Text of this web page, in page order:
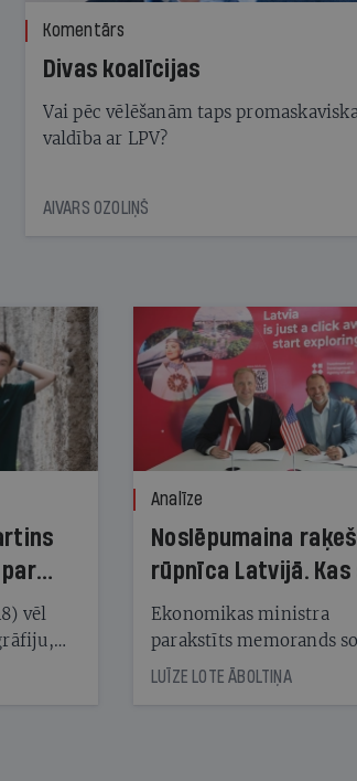
Komentārs
Divas koalīcijas
Vai pēc vēlēšanām taps promaskaviska
valdība ar LPV?
AIVARS OZOLIŅŠ
vēl
Analīze
Noslēpumaina
rūpnīca Latvijā. Kas
aiz vērienīgā
priekšvēlēšanu
solījuma?
Ekonomikas ministra
parakstīts memorands
Latvijā būvēt artilērijas
rūpnīcu, taču ASV
LUĪZE LOTE ĀBOLTIŅA